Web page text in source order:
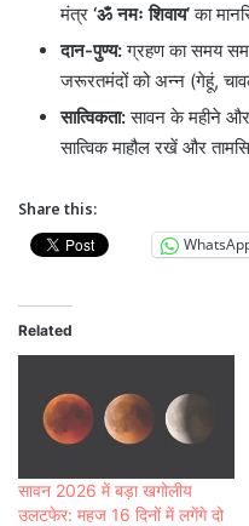
मंत्र ‘ॐ नमः शिवाय’का
दान-पुण्य:ग्रहण का समय
जरूरतमंदों को अन्न (गेहूं,
सात्विकता:सावन के महीने
सात्विक माहौल रखें और
Share this:
Related
सावन 2026 में बड़ा खगोलीय
उलटफेर: महज 16 दिनों में लगेंगे दो